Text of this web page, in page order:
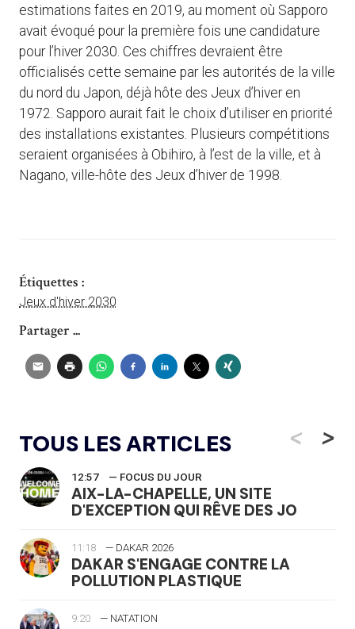
estimations faites en 2019, au moment où Sapporo
avait évoqué pour la première fois une candidature
pour l’hiver 2030. Ces chiffres devraient être
officialisés cette semaine par les autorités de la ville
du nord du Japon, déjà hôte des Jeux d’hiver en
1972. Sapporo aurait fait le choix d’utiliser en priorité
des installations existantes. Plusieurs compétitions
seraient organisées à Obihiro, à l’est de la ville, et à
Nagano, ville-hôte des Jeux d’hiver de 1998.
Étiquettes :
Jeux d'hiver 2030
Partager ...
TOUS LES ARTICLES <
12:57 — FOCUS DU JOUR
AIX-LA-CHAPELLE, UN SITE
D'EXCEPTION QUI RÊVE DES JO
11:18 — DAKAR 2026
DAKAR S'ENGAGE CONTRE LA
POLLUTION PLASTIQUE
9:20 — NATATION
>